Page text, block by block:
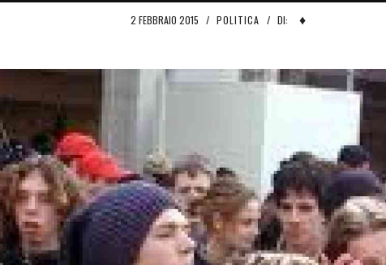
2 FEBBRAIO 2015 / POLITICA / DI: ♦